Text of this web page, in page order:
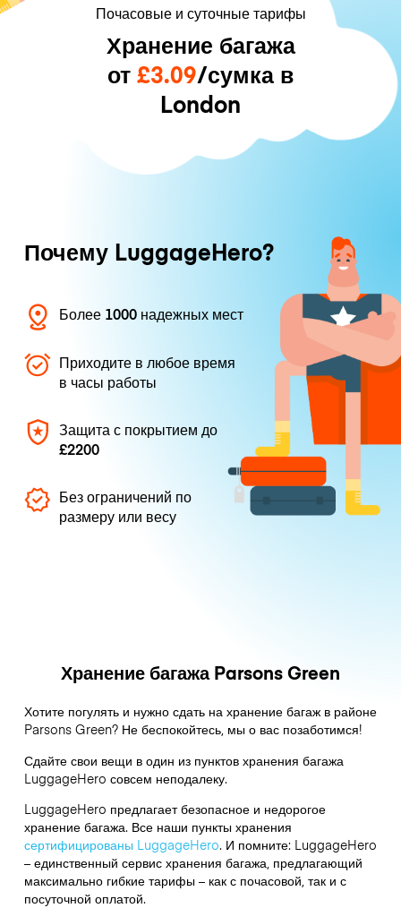
Почасовые и суточные тарифы
Хранение багажа
от £3.09/сумка в
London
Почему LuggageHero?
Более 1000 надежных мест
Приходите в любое время
в часы работы
Защита с покрытием до
£2200
Без ограничений по
размеру или весу
Хранение багажа Parsons Green
Хотите погулять и нужно сдать на хранение багаж в районе
Parsons Green? Не беспокойтесь, мы о вас позаботимся!
Сдайте свои вещи в один из пунктов хранения багажа
LuggageHero совсем неподалеку.
LuggageHero предлагает безопасное и недорогое
хранение багажа. Все наши пункты хранения
сертифицированы LuggageHero. И помните: LuggageHero
– единственный сервис хранения багажа, предлагающий
максимально гибкие тарифы – как с почасовой, так и с
посуточной оплатой.